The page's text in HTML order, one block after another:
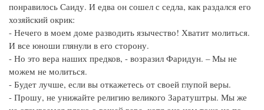
понравилось Саиду. И едва он сошел с седла, как раздался его
хозяйский окрик:
- Нечего в моем доме разводить язычество! Хватит молиться.
И все юноши глянули в его сторону.
- Но это вера наших предков, - возразил Фаридун. – Мы не
можем не молиться.
- Будет лучше, если вы откажетесь от своей глупой веры.
- Прошу, не унижайте религию великого Заратуштры. Мы же